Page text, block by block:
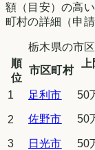
額（目安）の高
町村の詳細（申
栃木県の市
順
位
市区町村
1 足利市 50
2 佐野市 50
3
日光市 50